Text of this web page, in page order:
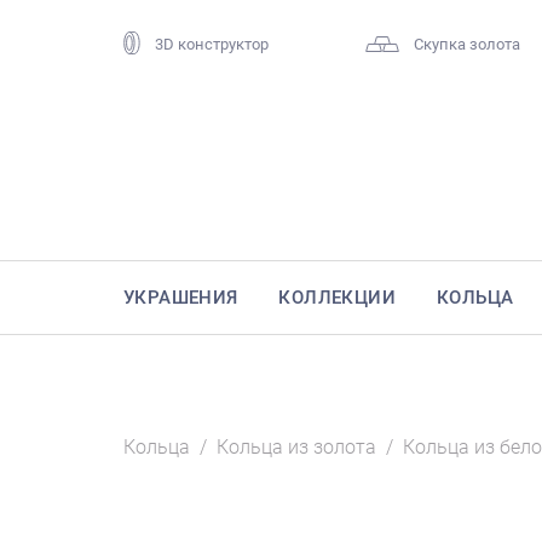
3D конструктор Скупка золота
УКРАШЕНИЯ КОЛЛЕКЦИИ КОЛЬЦА
Кольца / Кольца из золота / Кольца из